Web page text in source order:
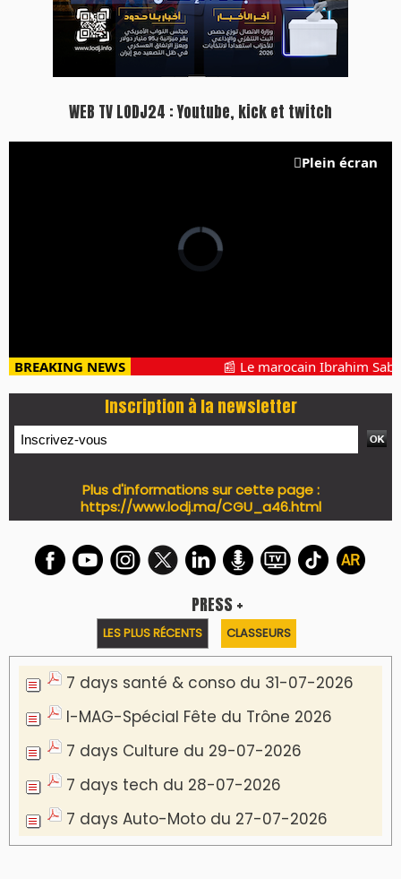
WEB TV LODJ24 : Youtube, kick et twitch
Plein écran
BREAKING NEWS 📰 Le marocain Ibrahim
Inscription à la newsletter
Plus d'informations sur cette page :
https://www.lodj.ma/CGU_a46.html
PRESS +
LES PLUS RÉCENTS CLASSEURS
7 days santé & conso du 31-07-2026
I-MAG-Spécial Fête du Trône 2026
7 days Culture du 29-07-2026
7 days tech du 28-07-2026
7 days Auto-Moto du 27-07-2026